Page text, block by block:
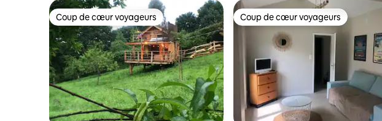
Coup de cœur voyageurs
Coup de cœur voyageurs Coup de cœur voyageurs
Coup de cœur voyageurs